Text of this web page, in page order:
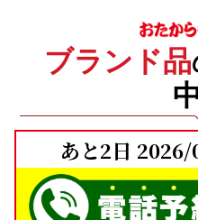
ブランド品
あと2日